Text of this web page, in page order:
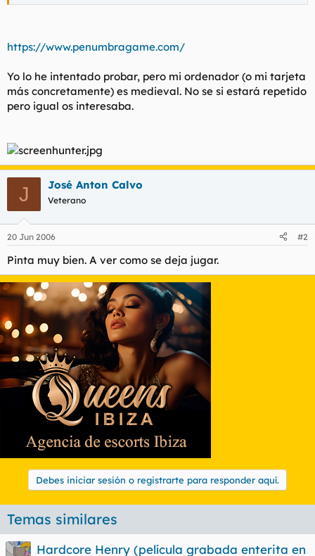
https://www.penumbragame.com/
Yo lo he intentado probar, pero mi ordenador (o mi tarjeta
más concretamente) es medieval. No se si estará repetido
pero igual os interesaba.
J José Anton Calvo
Veterano
20 Jun 2006 #2
Pinta muy bien. A ver como se deja jugar.
Debes iniciar sesión o registrarte para responder aquí.
Temas similares
Hardcore Henry (película grabada enterita en